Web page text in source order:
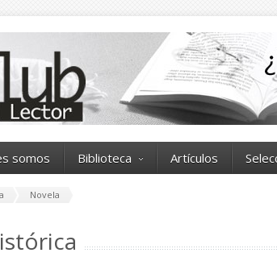
somos Biblioteca Artículos
Novela